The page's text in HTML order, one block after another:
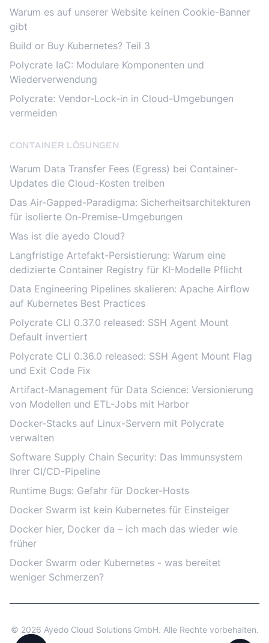
Warum es auf unserer Website keinen Cookie-Banner
gibt
Build or Buy Kubernetes? Teil 3
Polycrate IaC: Modulare Komponenten und
Wiederverwendung
Polycrate: Vendor-Lock-in in Cloud-Umgebungen
vermeiden
CONTAINER LÖSUNGEN
Warum Data Transfer Fees (Egress) bei Container-
Updates die Cloud-Kosten treiben
Das Air-Gapped-Paradigma: Sicherheitsarchitekturen
für isolierte On-Premise-Umgebungen
Was ist die ayedo Cloud?
Langfristige Artefakt-Persistierung: Warum eine
dedizierte Container Registry für KI-Modelle Pflicht
Data Engineering Pipelines skalieren: Apache Airflow
auf Kubernetes Best Practices
Polycrate CLI 0.37.0 released: SSH Agent Mount
Default invertiert
Polycrate CLI 0.36.0 released: SSH Agent Mount Flag
und Exit Code Fix
Artifact-Management für Data Science: Versionierung
von Modellen und ETL-Jobs mit Harbor
Docker-Stacks auf Linux-Servern mit Polycrate
verwalten
Software Supply Chain Security: Das Immunsystem
Ihrer CI/CD-Pipeline
Runtime Bugs: Gefahr für Docker-Hosts
Docker Swarm ist kein Kubernetes für Einsteiger
Docker hier, Docker da – ich mach das wieder wie
früher
Docker Swarm oder Kubernetes - was bereitet
weniger Schmerzen?
© 2026 Ayedo Cloud Solutions GmbH. Alle Rechte vorbehalten.